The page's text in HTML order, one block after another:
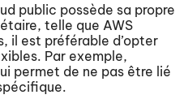
public possède sa propre
telle que AWS
il est préférable d’opter
Par exemple,
permet de ne pas être lié